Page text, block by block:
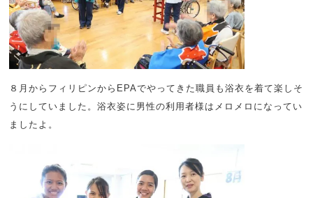
８月からフィリピンからEPAでやってきた職員も浴衣を着て楽しそ
うにしていました。浴衣姿に男性の利用者様はメロメロになってい
ましたよ。